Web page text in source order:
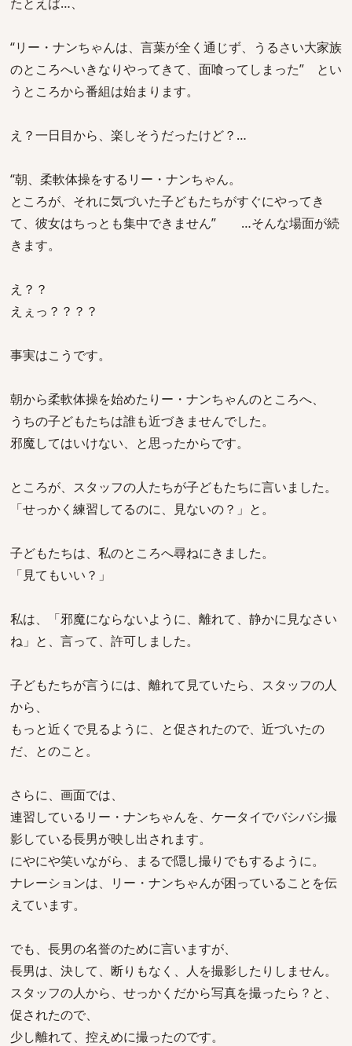
“リー・ナンちゃんは、言葉が全く通じず、うるさい大家族
のところへいきなりやってきて、面喰ってしまった” とい
うところから番組は始まります。
え？一日目から、楽しそうだったけど？…
“朝、柔軟体操をするリー・ナンちゃん。
ところが、それに気づいた子どもたちがすぐにやってき
て、彼女はちっとも集中できません” …そんな場面が続
きます。
え？？
えぇっ？？？？
事実はこうです。
朝から柔軟体操を始めたりー・ナンちゃんのところへ、
うちの子どもたちは誰も近づきませんでした。
邪魔してはいけない、と思ったからです。
ところが、スタッフの人たちが子どもたちに言いました。
「せっかく練習してるのに、見ないの？」と。
子どもたちは、私のところへ尋ねにきました。
「見てもいい？」
私は、「邪魔にならないように、離れて、静かに見なさい
ね」と、言って、許可しました。
子どもたちが言うには、離れて見ていたら、スタッフの人
から、
もっと近くで見るように、と促されたので、近づいたの
だ、とのこと。
さらに、画面では、
連習しているリー・ナンちゃんを、ケータイでバシバシ撮
影している長男が映し出されます。
にやにや笑いながら、まるで隠し撮りでもするように。
ナレーションは、リー・ナンちゃんが困っていることを伝
えています。
でも、長男の名誉のために言いますが、
長男は、決して、断りもなく、人を撮影したりしません。
スタッフの人から、せっかくだから写真を撮ったら？と、
促されたので、
少し離れて、控えめに撮ったのです。